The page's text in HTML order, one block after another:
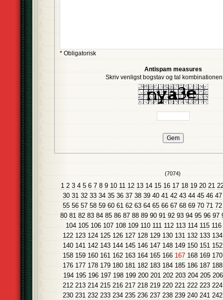
* Obligatorisk
Antispam measures
Skriv venligst bogstav og tal
(7074)
1 2 3 4 5 6 7 8 9 10 11 12 13 14 15 16 17 18 19 20 21
30 31 32 33 34 35 36 37 38 39 40 41 42 43 44 45 46 47
55 56 57 58 59 60 61 62 63 64 65 66 67 68 69 70 71 72
80 81 82 83 84 85 86 87 88 89 90 91 92 93 94 95 96 97
104 105 106 107 108 109 110 111 112 113 114 115 116
122 123 124 125 126 127 128 129 130 131 132 133 134
140 141 142 143 144 145 146 147 148 149 150 151 152
158 159 160 161 162 163 164 165 166 167 168 169 170
176 177 178 179 180 181 182 183 184 185 186 187 188
194 195 196 197 198 199 200 201 202 203 204 205 206
212 213 214 215 216 217 218 219 220 221 222 223 224
230 231 232 233 234 235 236 237 238 239 240 241 242